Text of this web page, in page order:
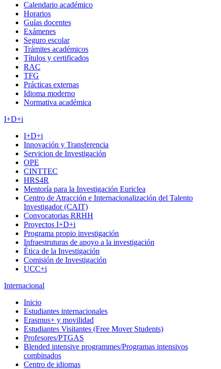
Calendario académico
Horarios
Guías docentes
Exámenes
Seguro escolar
Trámites académicos
Títulos y certificados
RAC
TFG
Prácticas externas
Idioma moderno
Normativa académica
I+D+i
I+D+i
Innovación y Transferencia
Servicion de Investigación
OPE
CINTTEC
HRS4R
Mentoría para la Investigación Euriclea
Centro de Atracción e Internacionalización del Talento
Investigador (CAIT)
Convocatorias RRHH
Proyectos I+D+i
Programa propio investigación
Infraestruturas de apoyo a la investigación
Ética de la Investigación
Comisión de Investigación
UCC+i
Internacional
Inicio
Estudiantes internacionales
Erasmus+ y movilidad
Estudiantes Visitantes (Free Mover Students)
Profesores/PTGAS
Blended intensive programmes/Programas intensivos
combinados
Centro de idiomas